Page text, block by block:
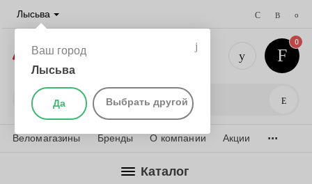
Лысьва
Ваш город
Лысьва
Да Выбрать другой Поиск
+7 (901)
0
Веломагазины Бренды О компании Акции ...
Каталог